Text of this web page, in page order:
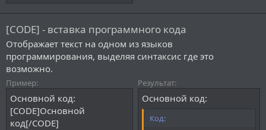
[CODE] - вставка программного кода
Отображает текст на одном из языков
программирования, выделяя синтаксис где это
возможно.
Пример:
Основной код:
[CODE]Основной
код[/CODE]
Результат:
Основной код:
Код: